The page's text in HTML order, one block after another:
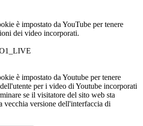
è impostato da YouTube per tenere
dei video incorporati.
è impostato da Youtube per tenere
per i video di Youtube incorporati
se il visitatore del sito web sta
vecchia versione dell'interfaccia di